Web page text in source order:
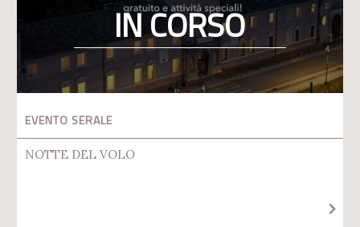
IN CORSO
EVENTO SERALE
NOTTE DEL VOLO